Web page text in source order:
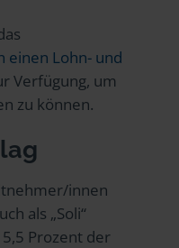
einen Lohn- und
Verfügung, um
zu können.
innen
als „Soli“
Prozent der